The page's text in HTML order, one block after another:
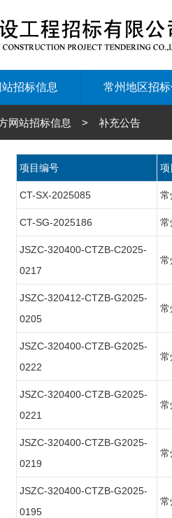
招标信息 常州地区招标
网站招标信息 > 补充公告
项目编号 项
CT-SX-2025085 常
CT-SG-2025186 常
JSZC-320400-CTZB-C2025-
0217
常
JSZC-320412-CTZB-G2025-
0205
常
JSZC-320400-CTZB-G2025-
0222
常
JSZC-320400-CTZB-G2025-
0221
常
JSZC-320400-CTZB-G2025-
0219
常
JSZC-320400-CTZB-G2025-
0195
常